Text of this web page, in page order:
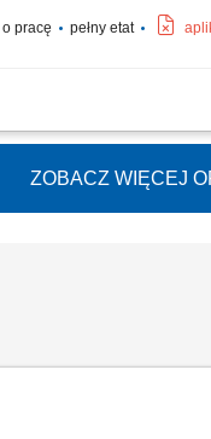
pracę pełny etat
osprzętu formującego
ZOBACZ WIĘCEJ